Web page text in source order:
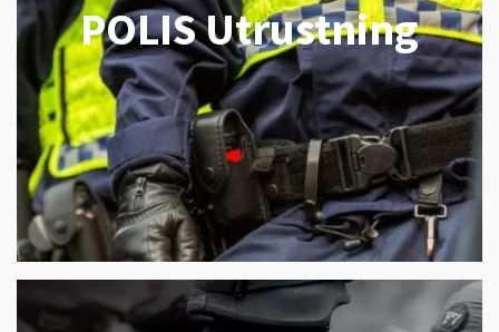
POLIS Utrustning